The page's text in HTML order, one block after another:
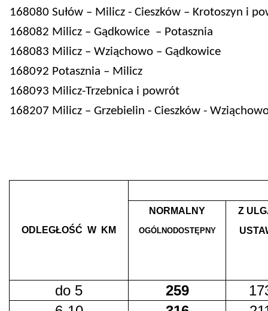
168080 Sułów – Milicz - Cieszków – Krotoszyn i
168082 Milicz – Gądkowice – Potasznia
168083 Milicz – Wziąchowo – Gądkowice
168092 Potasznia – Milicz
168093 Milicz-Trzebnica i powrót
168207 Milicz – Grzebielin - Cieszków -
ODLEGŁOŚĆ W KM
NORMALNY Z
OGÓLNODOSTĘPNY
do 5 259